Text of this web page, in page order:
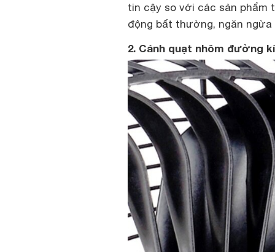
tin cậy so với các sản phẩm
động bất thường, ngăn
2. Cánh quạt nhôm đường